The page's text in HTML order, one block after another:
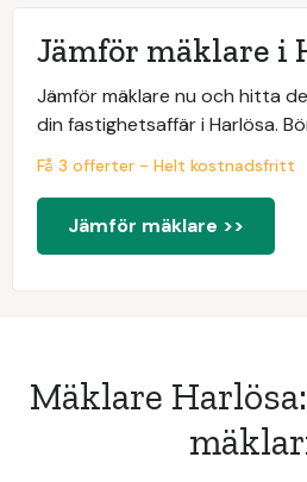
Jämför mäklare i
Jämför mäklare nu och hitta
din fastighetsaffär i Harlösa.
Få 3 offerter - Helt kostnadsfritt
Jämför mäklare >>
Mäklare